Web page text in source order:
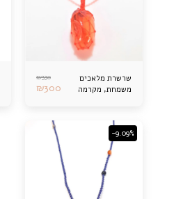
שרשרת מלאכים
משמחת, מקרמה
₪330
₪300
-9.09%